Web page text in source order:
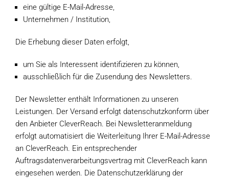
eine gültige E-Mail-Adresse,
Unternehmen / Institution,
Die Erhebung dieser Daten erfolgt,
um Sie als Interessent identifizieren zu können,
ausschließlich für die Zusendung des Newsletters.
Der Newsletter enthält Informationen zu unseren
Leistungen. Der Versand erfolgt datenschutzkonform über
den Anbieter CleverReach. Bei Newsletteranmeldung
erfolgt automatisiert die Weiterleitung Ihrer E-Mail-Adresse
an CleverReach. Ein entsprechender
Auftragsdatenverarbeitungsvertrag mit CleverReach kann
eingesehen werden. Die Datenschutzerklärung der